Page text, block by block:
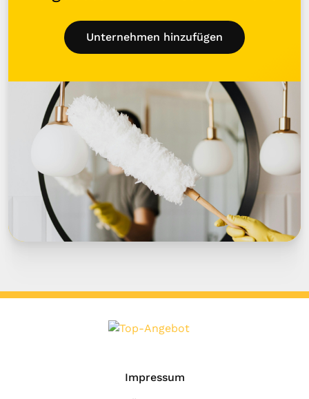
Unternehmen hinzufügen
Impressum